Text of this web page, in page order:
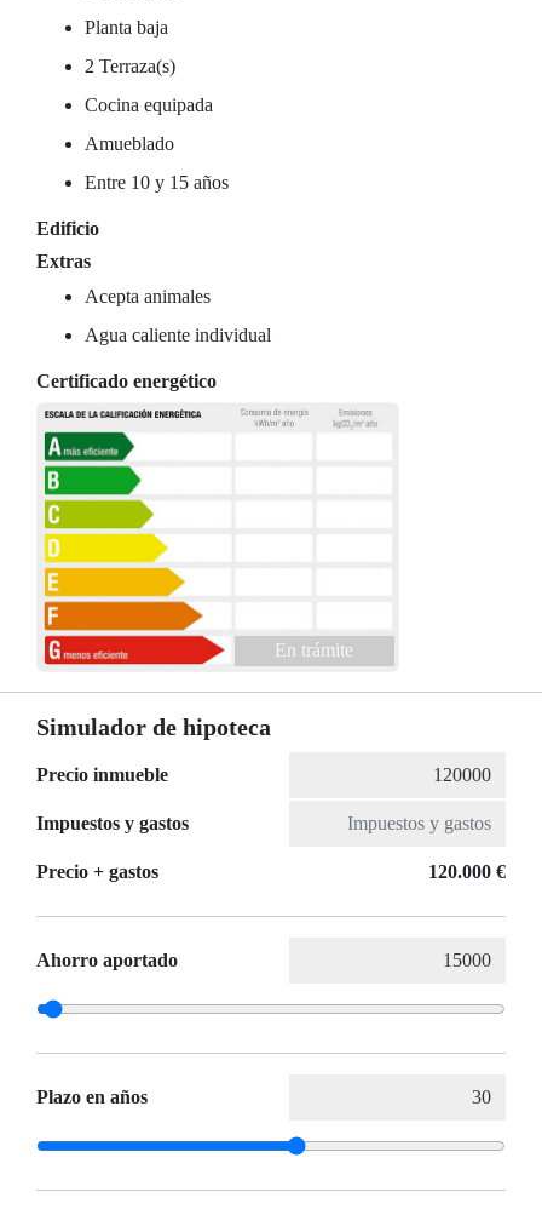
Planta baja
2 Terraza(s)
Cocina equipada
Amueblado
Entre 10 y 15 años
Edificio
Extras
Acepta animales
Agua caliente individual
Certificado energético
En trámite
Simulador de hipoteca
Precio inmueble
Impuestos y gastos
Precio + gastos 120.000 €
Ahorro aportado
Plazo en años